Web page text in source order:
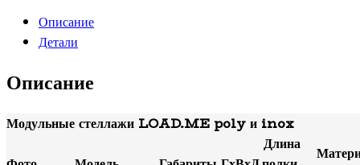
Прачечное оборудование
Гладильное оборудование
Описание
Детали
Описание
Модульные стеллажи LOAD.ME poly и inox
Длина